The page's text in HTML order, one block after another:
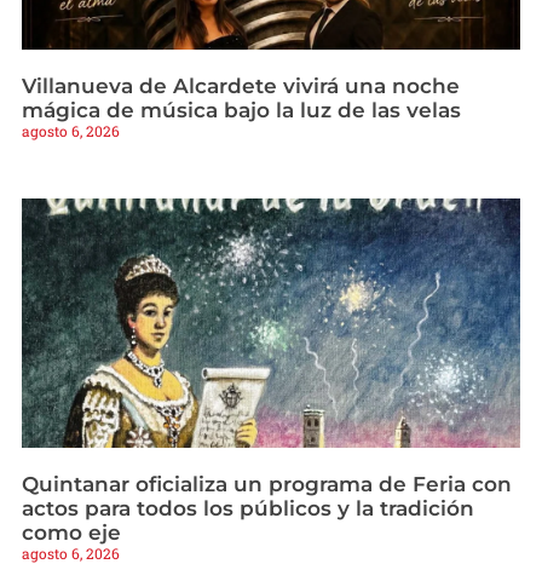
Villanueva de Alcardete vivirá una noche
mágica de música bajo la luz de las velas
agosto 6, 2026
Quintanar oficializa un programa de Feria con
actos para todos los públicos y la tradición
como eje
agosto 6, 2026